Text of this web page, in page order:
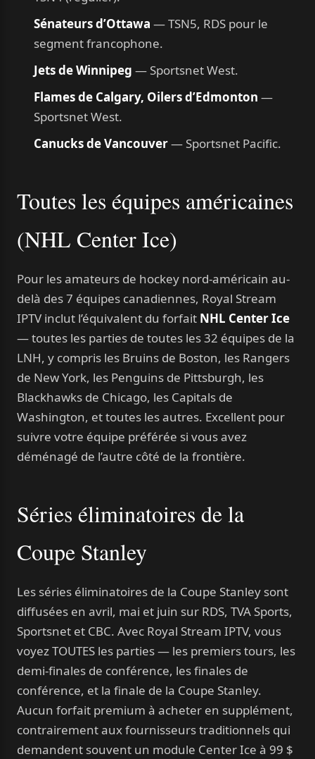
Sénateurs d’Ottawa — TSN5, RDS pour le
segment francophone.
Jets de Winnipeg — Sportsnet West.
Flames de Calgary, Oilers d’Edmonton —
Sportsnet West.
Canucks de Vancouver— Sportsnet Pacific.
Toutes les équipes américaines
(NHL Center Ice)
Pour les amateurs de hockey nord-américain au-
delà des 7 équipes canadiennes, Royal Stream
IPTV inclut l’équivalent du forfait NHL Center Ice
— toutes les parties de toutes les 32 équipes de la
LNH, y compris les Bruins de Boston, les Rangers
de New York, les Penguins de Pittsburgh, les
Blackhawks de Chicago, les Capitals de
Washington, et toutes les autres. Excellent pour
suivre votre équipe préférée si vous avez
déménagé de l’autre côté de la frontière.
Séries éliminatoires de la
Coupe Stanley
Les séries éliminatoires de la Coupe Stanley sont
diffusées en avril, mai et juin sur RDS, TVA Sports,
Sportsnet et CBC. Avec Royal Stream IPTV, vous
voyez TOUTES les parties — les premiers tours, les
demi-finales de conférence, les finales de
conférence, et la finale de la Coupe Stanley.
Aucun forfait premium à acheter en supplément,
contrairement aux fournisseurs traditionnels qui
demandent souvent un module Center Ice à 99 $